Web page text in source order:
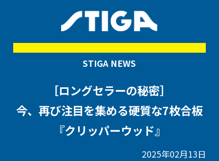
STIGA NEWS
［ロングセラーの秘密］
今、再び注目を集める硬質な7枚合板
『クリッパーウッド』
2025年02月13日